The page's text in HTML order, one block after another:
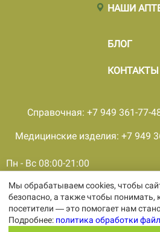
НАШИ
БЛОГ
КОНТАКТЫ
Пн - Вс 08:00-21:00
Справочная: +7 949 361-77-
Медицинские изделия: +7 949
© 2001 - 2026, все права
Мединвест», ИНН
Политика конфиденциальности
Политика обработки персональных
Мы обрабатываем cookies, чтобы
безопасно, а также чтобы понимать,
посетители — это помогает нам
Подробнее: политика обработки